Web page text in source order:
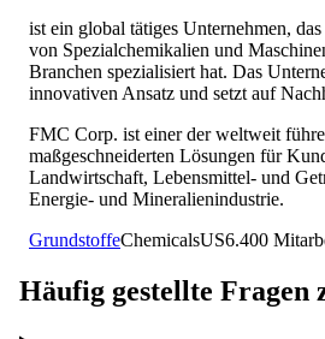
ist ein global tätiges Unternehmen,
von Spezialchemikalien und
Branchen spezialisiert hat. Das
innovativen Ansatz und setzt auf
FMC Corp. ist einer der weltweit
maßgeschneiderten Lösungen für
Landwirtschaft, Lebensmittel- und
Energie- und Mineralienindustrie.
GrundstoffeChemicalsUS6.400
Häufig gestellte Fragen